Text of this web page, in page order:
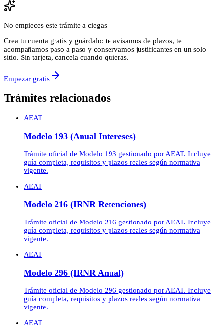
No empieces este trámite a ciegas
Crea tu cuenta gratis y guárdalo: te avisamos de plazos, te
acompañamos paso a paso y conservamos justificantes en un solo
sitio. Sin tarjeta, cancela cuando quieras.
Empezar gratis
Trámites relacionados
AEAT
Modelo 193 (Anual Intereses)
Trámite oficial de Modelo 193 gestionado por AEAT. Incluye
guía completa, requisitos y plazos reales según normativa
vigente.
AEAT
Modelo 216 (IRNR Retenciones)
Trámite oficial de Modelo 216 gestionado por AEAT. Incluye
guía completa, requisitos y plazos reales según normativa
vigente.
AEAT
Modelo 296 (IRNR Anual)
Trámite oficial de Modelo 296 gestionado por AEAT. Incluye
guía completa, requisitos y plazos reales según normativa
vigente.
AEAT